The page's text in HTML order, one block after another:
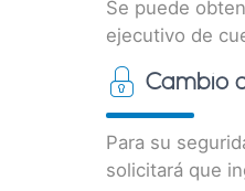
Se puede
ejecutivo de
Cambio
Para su
solicitará que